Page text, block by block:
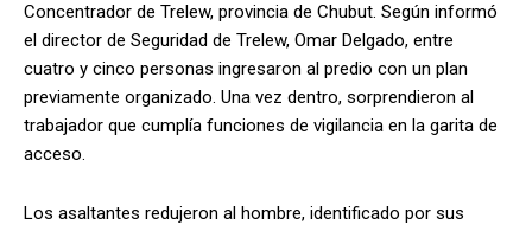
Concentrador de Trelew, provincia de Chubut. Según informó
el director de Seguridad de Trelew, Omar Delgado, entre
cuatro y cinco personas ingresaron al predio con un plan
previamente organizado. Una vez dentro, sorprendieron al
trabajador que cumplía funciones de vigilancia en la garita de
acceso.
Los asaltantes redujeron al hombre, identificado por sus